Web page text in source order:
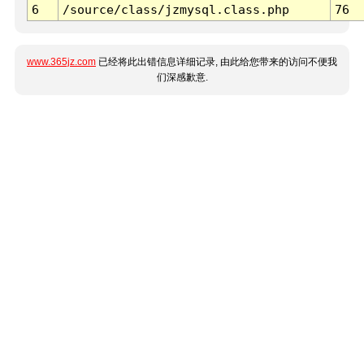
6 /source/class/jzmysql.class.php 76
www.365jz.com 已经将此出错信息详细记录, 由此给您带来的访问不便我
们深感歉意.